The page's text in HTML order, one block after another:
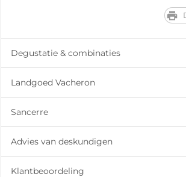
Degustatie & combinaties
Landgoed Vacheron
Sancerre
Advies van deskundigen
Klantbeoordeling